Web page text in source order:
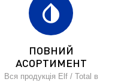
invert_colors
ПОВНИЙ
АСОРТИМЕНТ
Вся продукція Elf / Total в